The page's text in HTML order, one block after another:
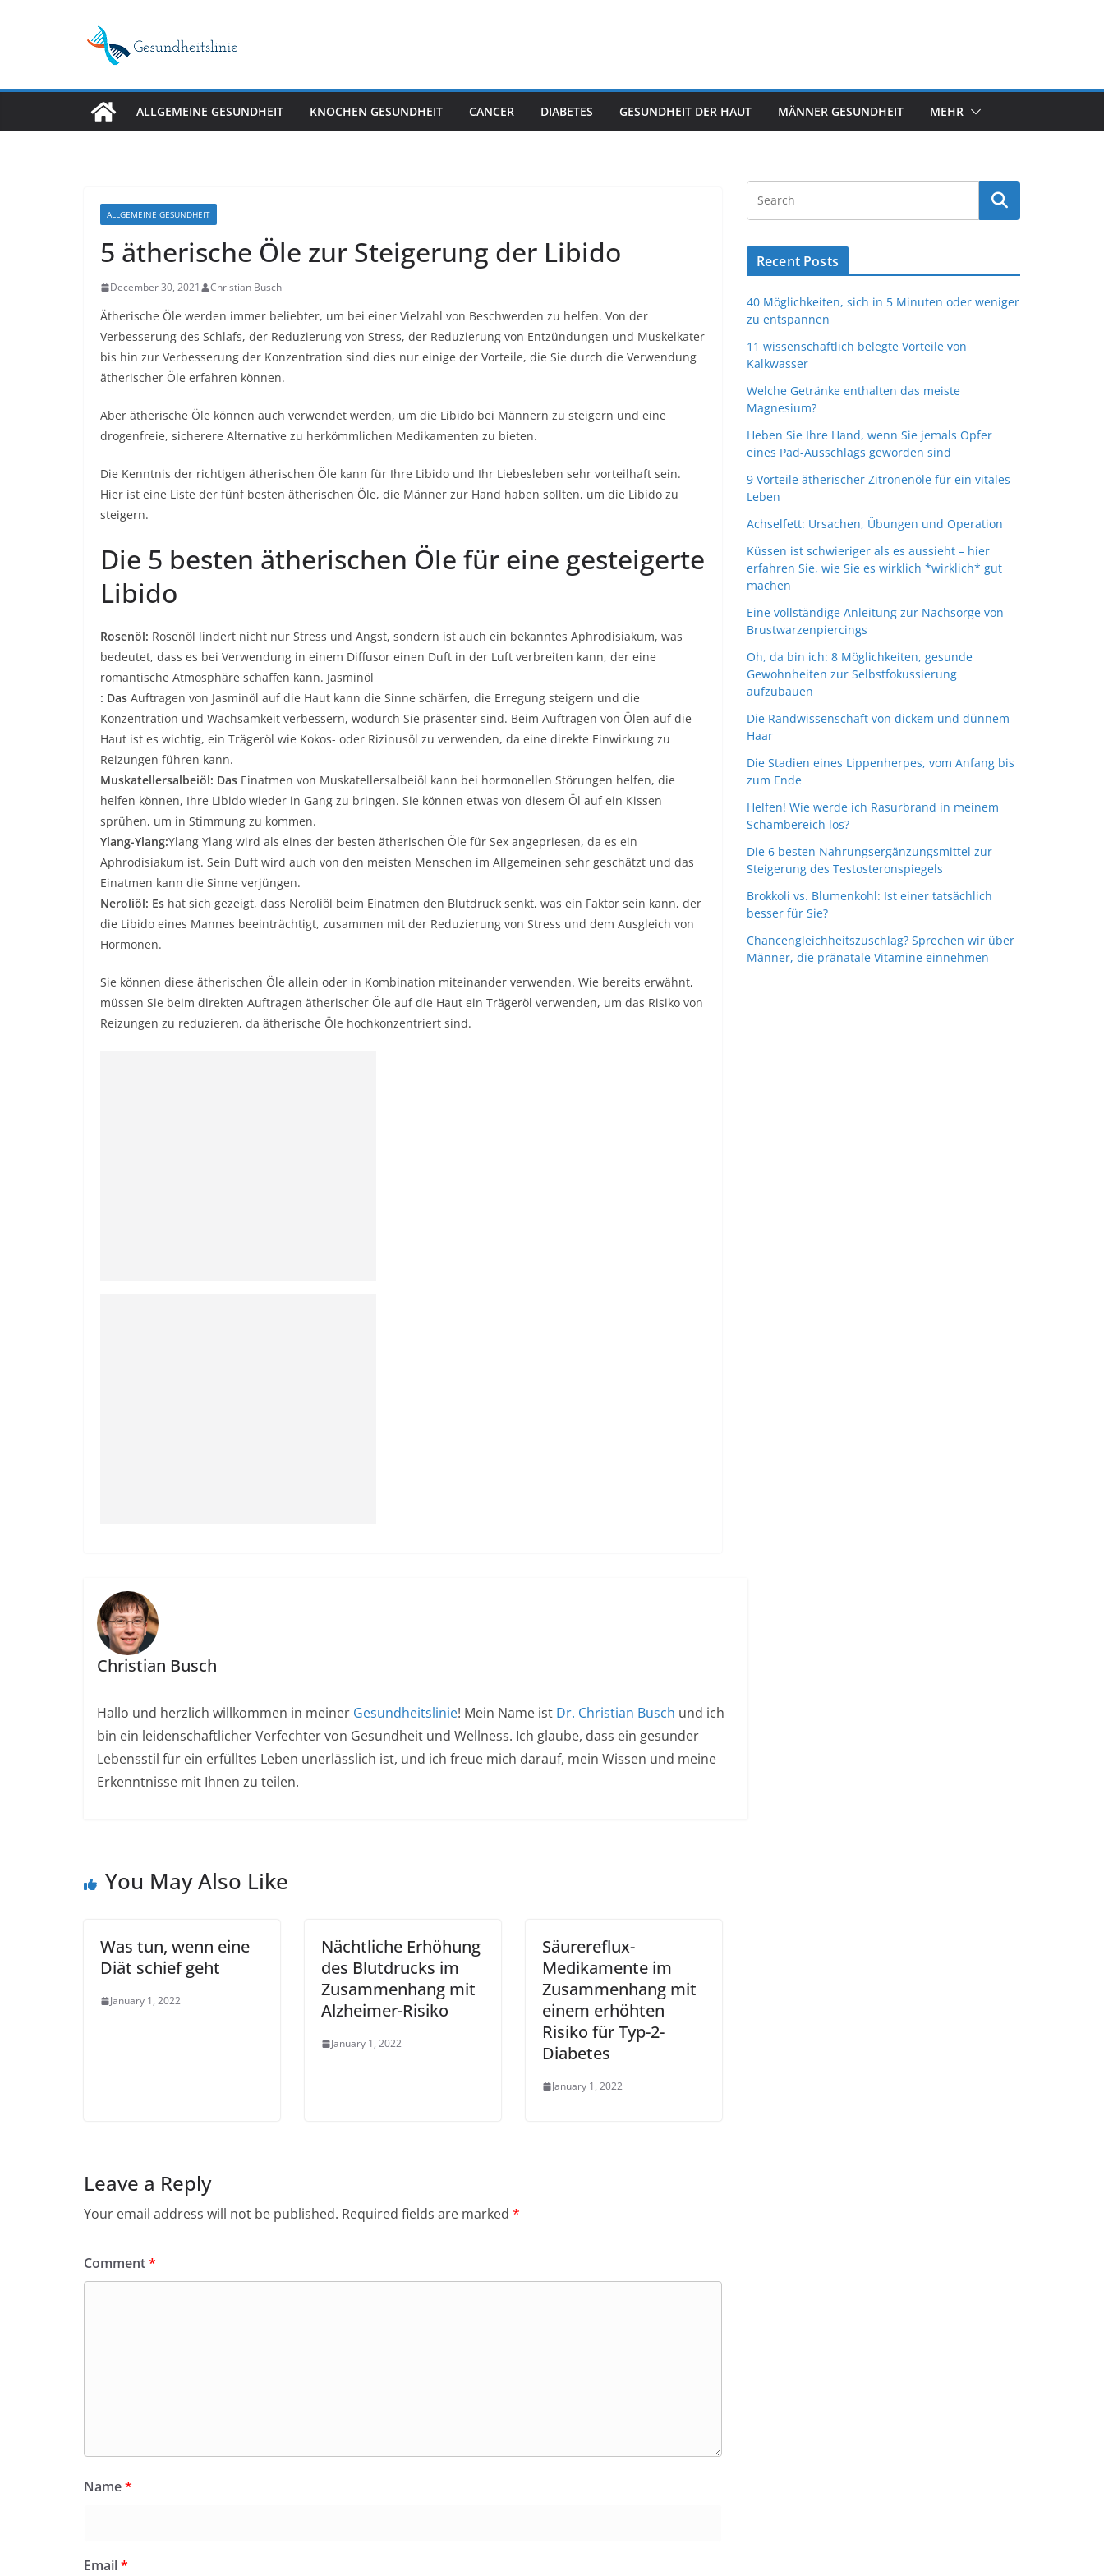
ALLGEMEINE GESUNDHEIT KNOCHEN GESUNDHEIT CANCER DIABETES GESUNDHEIT DER HAUT MÄNNER GESUNDHEIT MEHR
ALLGEMEINE GESUNDHEIT
5 ätherische Öle zur Steigerung der Libido
December 30, 2021 Christian Busch
Ätherische Öle werden immer beliebter, um bei einer Vielzahl von Beschwerden zu helfen. Von der
Verbesserung des Schlafs, der Reduzierung von Stress, der Reduzierung von Entzündungen und Muskelkater
bis hin zur Verbesserung der Konzentration sind dies nur einige der Vorteile, die Sie durch die Verwendung
ätherischer Öle erfahren können.
Aber ätherische Öle können auch verwendet werden, um die Libido bei Männern zu steigern und eine
drogenfreie, sicherere Alternative zu herkömmlichen Medikamenten zu bieten.
Die Kenntnis der richtigen ätherischen Öle kann für Ihre Libido und Ihr Liebesleben sehr vorteilhaft sein.
Hier ist eine Liste der fünf besten ätherischen Öle, die Männer zur Hand haben sollten, um die Libido zu
steigern.
Die 5 besten ätherischen Öle für eine gesteigerte
Libido
Rosenöl: Rosenöl lindert nicht nur Stress und Angst, sondern ist auch ein bekanntes Aphrodisiakum, was
bedeutet, dass es bei Verwendung in einem Diffusor einen Duft in der Luft verbreiten kann, der eine
romantische Atmosphäre schaffen kann. Jasminöl
: Das Auftragen von Jasminöl auf die Haut kann die Sinne schärfen, die Erregung steigern und die
Konzentration und Wachsamkeit verbessern, wodurch Sie präsenter sind. Beim Auftragen von Ölen auf die
Haut ist es wichtig, ein Trägeröl wie Kokos- oder Rizinusöl zu verwenden, da eine direkte Einwirkung zu
Reizungen führen kann.
Muskatellersalbeiöl: Das Einatmen von Muskatellersalbeiöl kann bei hormonellen Störungen helfen, die
helfen können, Ihre Libido wieder in Gang zu bringen. Sie können etwas von diesem Öl auf ein Kissen
sprühen, um in Stimmung zu kommen.
Ylang-Ylang:Ylang Ylang wird als eines der besten ätherischen Öle für Sex angepriesen, da es ein
Aphrodisiakum ist. Sein Duft wird auch von den meisten Menschen im Allgemeinen sehr geschätzt und das
Einatmen kann die Sinne verjüngen.
Neroliöl: Es hat sich gezeigt, dass Neroliöl beim Einatmen den Blutdruck senkt, was ein Faktor sein kann, der
die Libido eines Mannes beeinträchtigt, zusammen mit der Reduzierung von Stress und dem Ausgleich von
Hormonen.
Sie können diese ätherischen Öle allein oder in Kombination miteinander verwenden. Wie bereits erwähnt,
müssen Sie beim direkten Auftragen ätherischer Öle auf die Haut ein Trägeröl verwenden, um das Risiko von
Reizungen zu reduzieren, da ätherische Öle hochkonzentriert sind.
Christian Busch
Hallo und herzlich willkommen in meinerGesundheitslinie! Mein Name ist Dr. Christian Busch und ich
bin ein leidenschaftlicher Verfechter von Gesundheit und Wellness. Ich glaube, dass ein gesunder
Lebensstil für ein erfülltes Leben unerlässlich ist, und ich freue mich darauf, mein Wissen und meine
Erkenntnisse mit Ihnen zu teilen.
You May Also Like
Was tun, wenn eine
Diät schief geht
January 1, 2022
Nächtliche Erhöhung
des Blutdrucks im
Zusammenhang mit
Alzheimer-Risiko
January 1, 2022
Säurereflux-
Medikamente im
Zusammenhang mit
einem erhöhten
Risiko für Typ-2-
Diabetes
January 1, 2022
Leave a Reply
Your email address will not be published. Required fields are marked *
Comment*
Name*
Email*
Recent Posts
40 Möglichkeiten, sich in 5 Minuten oder weniger
zu entspannen
11 wissenschaftlich belegte Vorteile von
Kalkwasser
Welche Getränke enthalten das meiste
Magnesium?
Heben Sie Ihre Hand, wenn Sie jemals Opfer
eines Pad-Ausschlags geworden sind
9 Vorteile ätherischer Zitronenöle für ein vitales
Leben
Achselfett: Ursachen, Übungen und Operation
Küssen ist schwieriger als es aussieht – hier
erfahren Sie, wie Sie es wirklich *wirklich* gut
machen
Eine vollständige Anleitung zur Nachsorge von
Brustwarzenpiercings
Oh, da bin ich: 8 Möglichkeiten, gesunde
Gewohnheiten zur Selbstfokussierung
aufzubauen
Die Randwissenschaft von dickem und dünnem
Haar
Die Stadien eines Lippenherpes, vom Anfang bis
zum Ende
Helfen! Wie werde ich Rasurbrand in meinem
Schambereich los?
Die 6 besten Nahrungsergänzungsmittel zur
Steigerung des Testosteronspiegels
Brokkoli vs. Blumenkohl: Ist einer tatsächlich
besser für Sie?
Chancengleichheitszuschlag? Sprechen wir über
Männer, die pränatale Vitamine einnehmen